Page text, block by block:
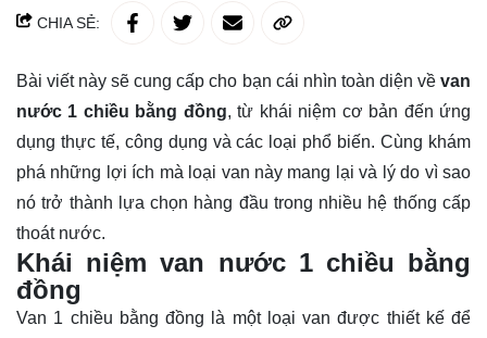
CHIA SẺ:
Bài viết này sẽ cung cấp cho bạn cái nhìn toàn diện về van
nước 1 chiều bằng đồng, từ khái niệm cơ bản đến ứng
dụng thực tế, công dụng và các loại phổ biến. Cùng khám
phá những lợi ích mà loại van này mang lại và lý do vì sao
nó trở thành lựa chọn hàng đầu trong nhiều hệ thống cấp
thoát nước.
Khái niệm van nước 1 chiều bằng
đồng
Van 1 chiều bằng đồng là một loại van được thiết kế để